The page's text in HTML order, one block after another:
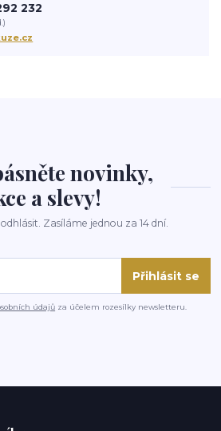
232
novinky,
a slevy!
Zasíláme jednou za 14 dní.
Přihlásit se
údajů za účelem rozesílky newsletteru.